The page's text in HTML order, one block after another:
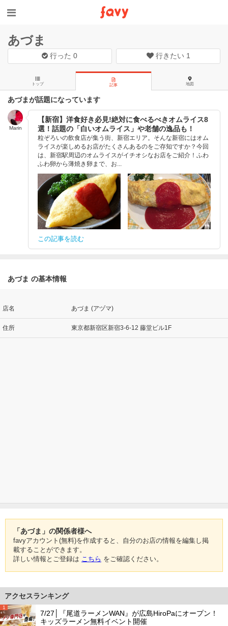
あづま
行った0 行きたい 1
トップ 記事 地図
あづまが話題になっています
Marin
【新宿】洋食好き必見!絶対に食べるべきオムライス8
選！話題の「白いオムライス」や老舗の逸品も！
粒ぞろいの飲食店が集う街、新宿エリア。そんな新宿にはオム
ライスが楽しめるお店がたくさんあるのをご存知ですか？今回
は、新宿駅周辺のオムライスがイチオシなお店をご紹介！ふわ
ふわ卵から薄焼き卵まで、お...
この記事を読む
あづま の基本情報
店名 あづま (アヅマ)
住所 東京都新宿区新宿3-6-12 藤堂ビル1F
「あづま」の関係者様へ
favyアカウント(無料)を作成すると、自分のお店の情報を編集し掲
載することができます。
詳しい情報とご登録は こちら をご確認ください。
アクセスランキング
1
7/27│『尾道ラーメンWAN』が広島HiroPaにオープン！
キッズラーメン無料イベント開催